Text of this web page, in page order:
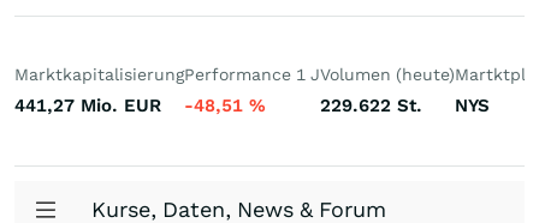
Marktkapitalisierung
441,27 Mio. EUR
Performance 1 J
-48,51 %
Volumen (heute)
229.622 St. NYS
Kurse, Daten, News & Forum